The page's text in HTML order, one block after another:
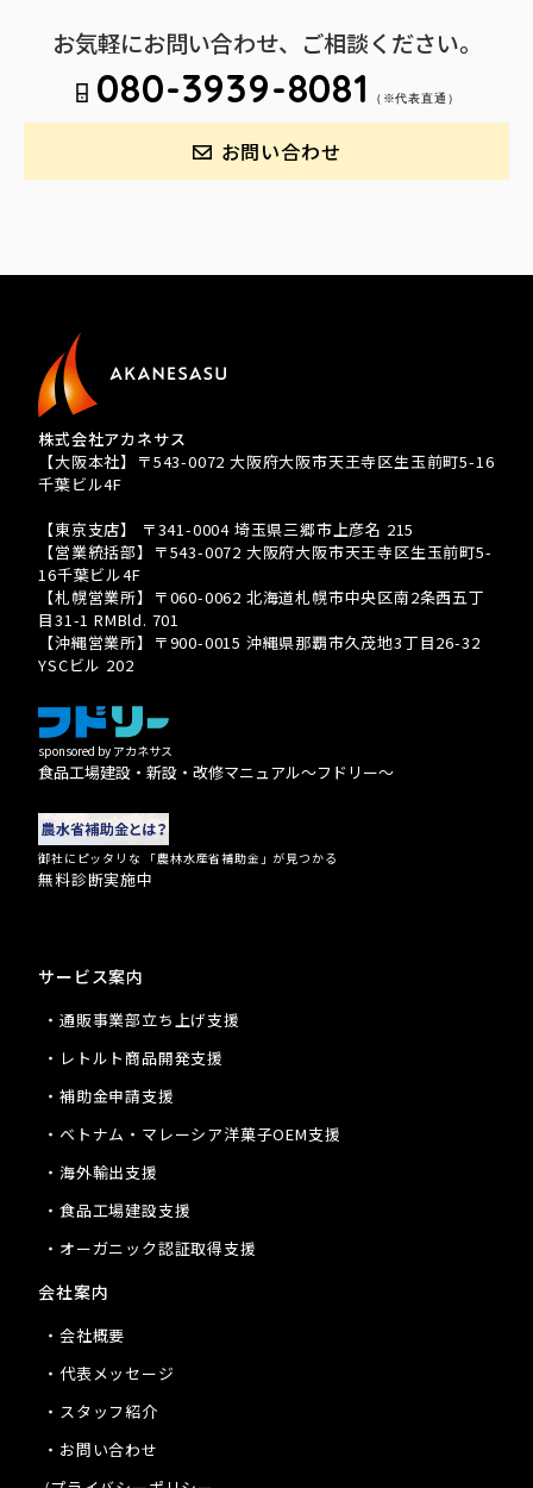
お気軽にお問い合わせ、ご相談ください。
080-3939-8081 （※代表直通）
お問い合わせ
株式会社アカネサス
【大阪本社】〒543-0072 大阪府大阪市天王寺区生玉前町5-16
千葉ビル4F
【東京支店】 〒341-0004 埼玉県三郷市上彦名 215
【営業統括部】〒543-0072 大阪府大阪市天王寺区生玉前町5-
16千葉ビル4F
【札幌営業所】〒060-0062 北海道札幌市中央区南2条西五丁
目31-1 RMBld. 701
【沖縄営業所】〒900-0015 沖縄県那覇市久茂地3丁目26-32
YSCビル 202
sponsored by アカネサス
食品工場建設・新設・改修マニュアル〜フドリー〜
御社にピッタリな 「農林水産省補助金」が見つかる
無料診断実施中
サービス案内
・通販事業部立ち上げ支援
・レトルト商品開発支援
・補助金申請支援
・ベトナム・マレーシア洋菓子OEM支援
・海外輸出支援
・食品工場建設支援
・オーガニック認証取得支援
会社案内
・会社概要
・代表メッセージ
・スタッフ紹介
・お問い合わせ